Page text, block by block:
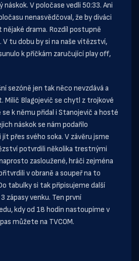
náskok. V poločase vedli 50:33. Ani
nenasvědčoval, že by diváci
nějaké drama. Rozdíl postupně
V tu dobu by si na naše vítězství,
k příčkám zaručující play off,
sezóně jen tak něco nevzdává a
Milič Blagojevič se chytl z trojkové
k němu přidal i Stanojevič a hosté
náskok se nám podařilo
přes svého soka. V závěru jsme
potvrdili několika trestnými
zasloužené, hráči zejména
v obraně a soupeř na to
tabulky si tak připisujeme další
zápasy venku. Ten první
kdy od 18 hodin nastoupíme v
můžete na TVCOM.